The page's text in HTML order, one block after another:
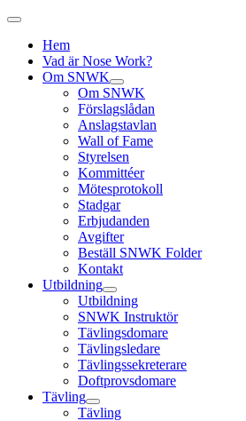
Hem
Vad är Nose Work?
Om SNWK
Om SNWK
Förslagslådan
Anslagstavlan
Wall of Fame
Styrelsen
Kommittéer
Mötesprotokoll
Stadgar
Erbjudanden
Avgifter
Beställ SNWK Folder
Kontakt
Utbildning
Utbildning
SNWK Instruktör
Tävlingsdomare
Tävlingsledare
Tävlingssekreterare
Doftprovsdomare
Tävling
Tävling